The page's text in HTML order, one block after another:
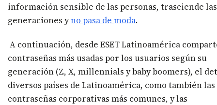
información sensible de las personas, trasciende las
generaciones yno pasa de moda.
A continuación, desde ESET Latinoamérica
contraseñas más usadas por los usuarios según su
generación (Z, X, millennials y baby boomers), el
diversos países de Latinoamérica, como también las
contraseñas corporativas más comunes, y las